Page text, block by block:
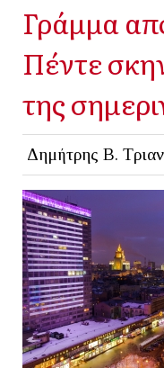
Γράμμα
Πέντε
της
Δημήτρης Β.